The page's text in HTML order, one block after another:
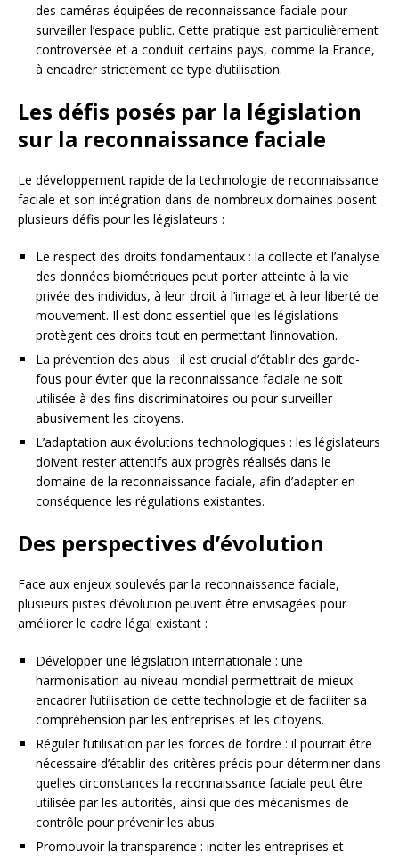
des caméras équipées de reconnaissance faciale pour
surveiller l’espace public. Cette pratique est particulièrement
controversée et a conduit certains pays, comme la France,
à encadrer strictement ce type d’utilisation.
Les défis posés par la législation
sur la reconnaissance faciale
Le développement rapide de la technologie de reconnaissance
faciale et son intégration dans de nombreux domaines posent
plusieurs défis pour les législateurs :
Le respect des droits fondamentaux : la collecte et l’analyse
des données biométriques peut porter atteinte à la vie
privée des individus, à leur droit à l’image et à leur liberté de
mouvement. Il est donc essentiel que les législations
protègent ces droits tout en permettant l’innovation.
La prévention des abus : il est crucial d’établir des garde-
fous pour éviter que la reconnaissance faciale ne soit
utilisée à des fins discriminatoires ou pour surveiller
abusivement les citoyens.
L’adaptation aux évolutions technologiques : les législateurs
doivent rester attentifs aux progrès réalisés dans le
domaine de la reconnaissance faciale, afin d’adapter en
conséquence les régulations existantes.
Des perspectives d’évolution
Face aux enjeux soulevés par la reconnaissance faciale,
plusieurs pistes d’évolution peuvent être envisagées pour
améliorer le cadre légal existant :
Développer une législation internationale : une
harmonisation au niveau mondial permettrait de mieux
encadrer l’utilisation de cette technologie et de faciliter sa
compréhension par les entreprises et les citoyens.
Réguler l’utilisation par les forces de l’ordre : il pourrait être
nécessaire d’établir des critères précis pour déterminer dans
quelles circonstances la reconnaissance faciale peut être
utilisée par les autorités, ainsi que des mécanismes de
contrôle pour prévenir les abus.
Promouvoir la transparence : inciter les entreprises et